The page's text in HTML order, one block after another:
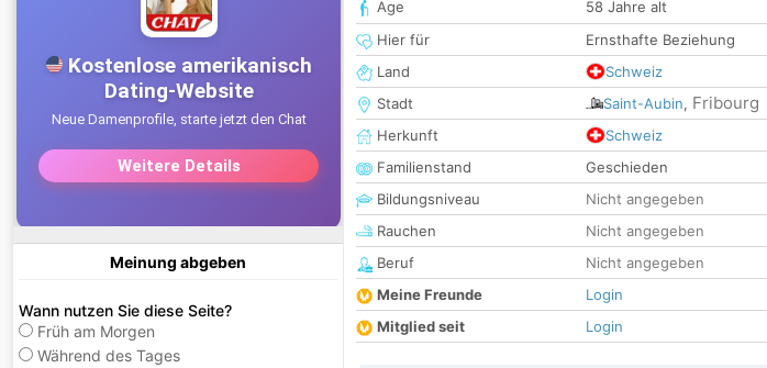
Meinung abgeben
Wann nutzen Sie diese Seite?
Früh am Morgen
Während des Tages
Age
58 Jahre alt
Hier für
Ernsthafte Beziehung
Land
Schweiz
Stadt
Saint-Aubin, Fribourg
Herkunft
Schweiz
Familienstand
Geschieden
Bildungsniveau
Nicht angegeben
Rauchen
Nicht angegeben
Beruf
Nicht angegeben
Meine Freunde
Login
Mitglied seit
Login